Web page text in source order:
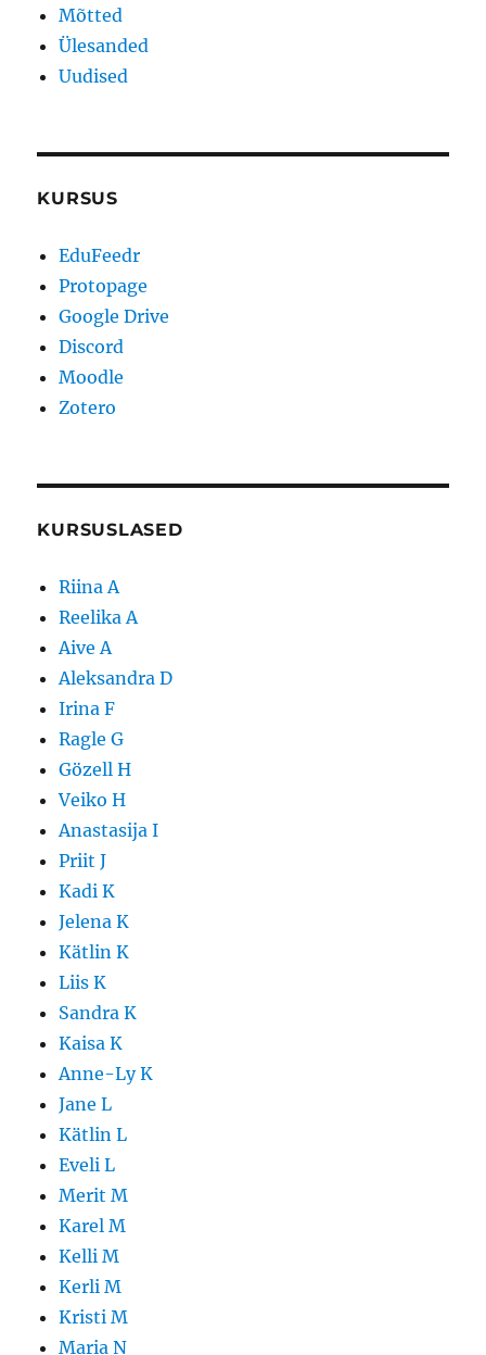
Mõtted
Ülesanded
Uudised
KURSUS
EduFeedr
Protopage
Google Drive
Discord
Moodle
Zotero
KURSUSLASED
Riina A
Reelika A
Aive A
Aleksandra D
Irina F
Ragle G
Gözell H
Veiko H
Anastasija I
Priit J
Kadi K
Jelena K
Kätlin K
Liis K
Sandra K
Kaisa K
Anne-Ly K
Jane L
Kätlin L
Eveli L
Merit M
Karel M
Kelli M
Kerli M
Kristi M
Maria N